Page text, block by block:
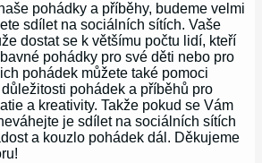
pohádky a příběhy, budeme velmi
sdílet na sociálních sítích. Vaše
dostat se k většímu počtu lidí, kteří
pohádky pro své děti nebo pro
pohádek můžete také pomoci
pohádek a příběhů pro
a kreativity. Takže pokud se Vám
je sdílet na sociálních sítích
a kouzlo pohádek dál. Děkujeme